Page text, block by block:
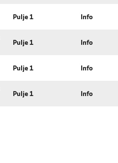
Pulje 1 Info
Pulje 1 Info
Pulje 1 Info
Pulje 1 Info